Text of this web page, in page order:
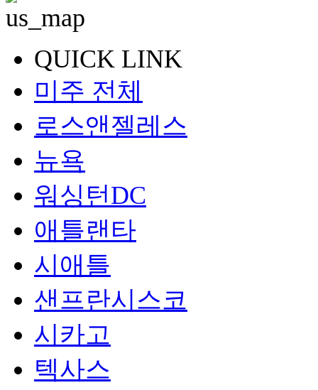
QUICK LINK
미주 전체
로스앤젤레스
뉴욕
워싱턴DC
애틀랜타
시애틀
샌프란시스코
시카고
텍사스